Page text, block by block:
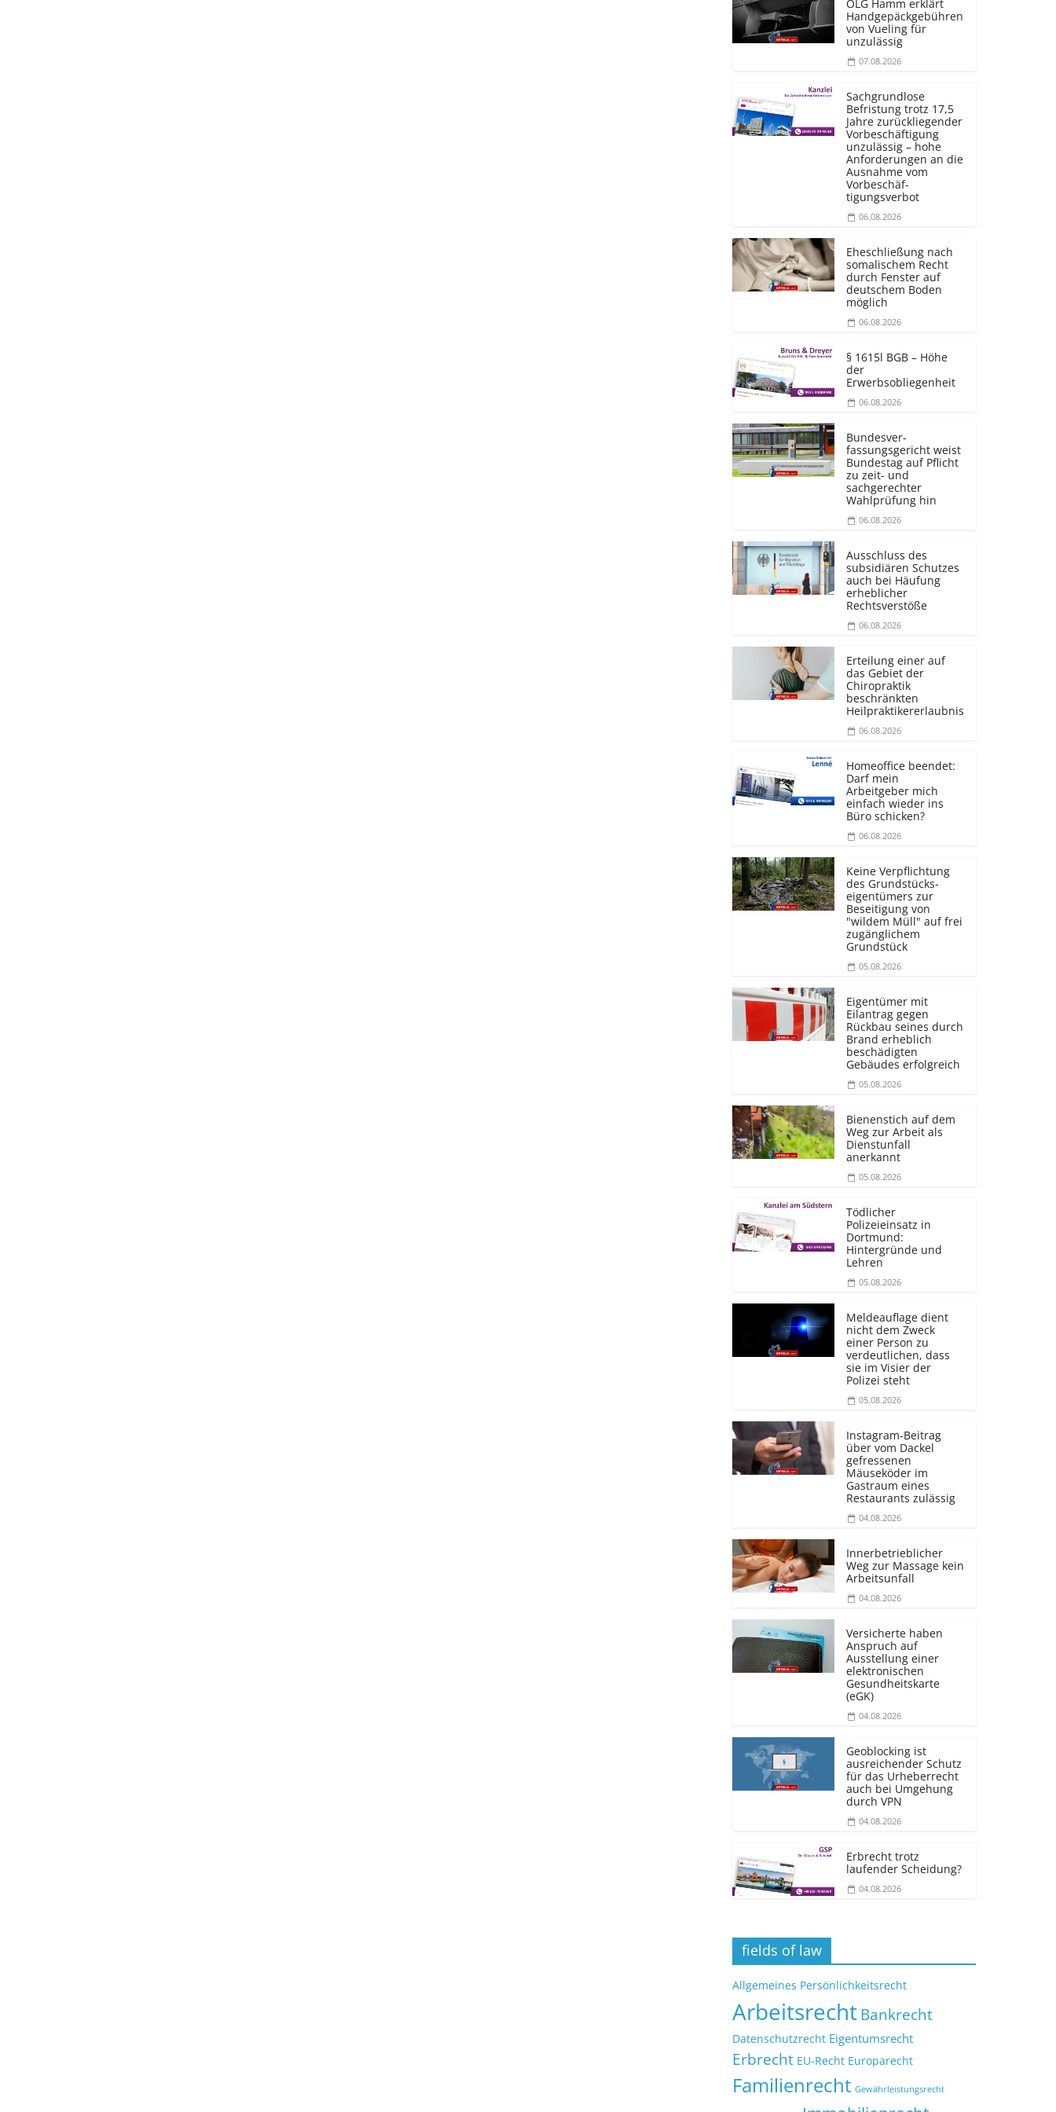
OLG Hamm erklärt
Handgepäckgebühren
von Vueling für
unzulässig
07.08.2026
Sachgrundlose
Befristung trotz 17,5
Jahre zurückliegender
Vorbeschäftigung
unzulässig – hohe
Anforderungen an die
Ausnahme vom
Vorbeschäf­
tigungsverbot
06.08.2026
Eheschließung nach
somalischem Recht
durch Fenster auf
deutschem Boden
möglich
06.08.2026
§ 1615l BGB – Höhe
der
Erwerbsobliegenheit
06.08.2026
Bundesver­
fassungsgericht weist
Bundestag auf Pflicht
zu zeit- und
sachgerechter
Wahlprüfung hin
06.08.2026
Ausschluss des
subsidiären Schutzes
auch bei Häufung
erheblicher
Rechtsverstöße
06.08.2026
Erteilung einer auf
das Gebiet der
Chiropraktik
beschränkten
Heilprakti­kererlaubnis
06.08.2026
Homeoffice beendet:
Darf mein
Arbeitgeber mich
einfach wieder ins
Büro schicken?
06.08.2026
Keine Verpflichtung
des Grundstücks­
eigentümers zur
Beseitigung von
"wildem Müll" auf frei
zugänglichem
Grundstück
05.08.2026
Eigentümer mit
Eilantrag gegen
Rückbau seines durch
Brand erheblich
beschädigten
Gebäudes erfolgreich
05.08.2026
Bienenstich auf dem
Weg zur Arbeit als
Dienstunfall
anerkannt
05.08.2026
Tödlicher
Polizeieinsatz in
Dortmund:
Hintergründe und
Lehren
05.08.2026
Meldeauflage dient
nicht dem Zweck
einer Person zu
verdeutlichen, dass
sie im Visier der
Polizei steht
05.08.2026
Instagram-Beitrag
über vom Dackel
gefressenen
Mäuseköder im
Gastraum eines
Restaurants zulässig
04.08.2026
Innerbetrieblicher
Weg zur Massage kein
Arbeitsunfall
04.08.2026
Versicherte haben
Anspruch auf
Ausstellung einer
elektronischen
Gesundheitskarte
(eGK)
04.08.2026
Geoblocking ist
ausreichender Schutz
für das Urheberrecht
auch bei Umgehung
durch VPN
04.08.2026
Erbrecht trotz
laufender Scheidung?
04.08.2026
fields of law
Allgemeines Persönlichkeitsrecht
ArbeitsrechtBankrecht
Datenschutzrecht Eigentumsrecht
Erbrecht EU-Recht Europarecht
Familienrecht Gewährleistungsrecht